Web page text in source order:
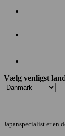
Vælg venligst
Japanspecialist er en